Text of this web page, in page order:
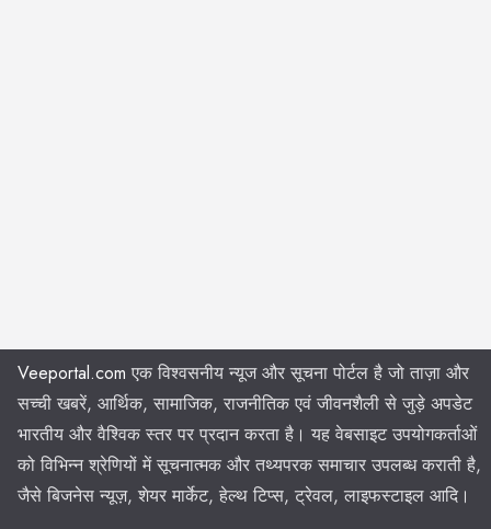
Veeportal.com एक विश्वसनीय न्यूज और सूचना पोर्टल है जो ताज़ा और
सच्ची खबरें, आर्थिक, सामाजिक, राजनीतिक एवं जीवनशैली से जुड़े अपडेट
भारतीय और वैश्विक स्तर पर प्रदान करता है। यह वेबसाइट उपयोगकर्ताओं
को विभिन्न श्रेणियों में सूचनात्मक और तथ्यपरक समाचार उपलब्ध कराती है,
जैसे बिजनेस न्यूज़, शेयर मार्केट, हेल्थ टिप्स, ट्रेवल, लाइफस्टाइल आदि।